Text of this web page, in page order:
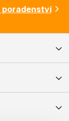
poradenství